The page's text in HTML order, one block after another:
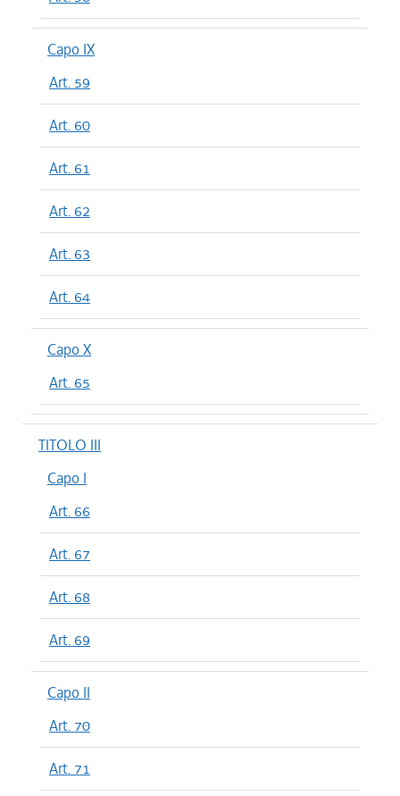
Capo IX
Art. 59
Art. 60
Art. 61
Art. 62
Art. 63
Art. 64
Capo X
Art. 65
TITOLO III
Capo I
Art. 66
Art. 67
Art. 68
Art. 69
Capo II
Art. 70
Art. 71